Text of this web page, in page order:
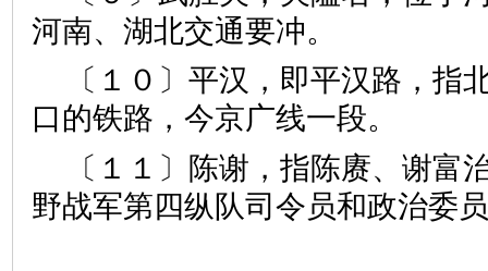
河南、湖北交通要冲。
〔１０〕平汉，即平汉路，指
口的铁路，今京广线一段。
〔１１〕陈谢，指陈赓、谢富
野战军第四纵队司令员和政治委